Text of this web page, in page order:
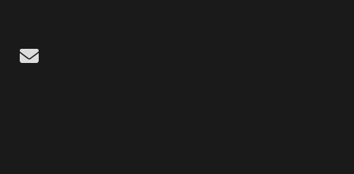
Email